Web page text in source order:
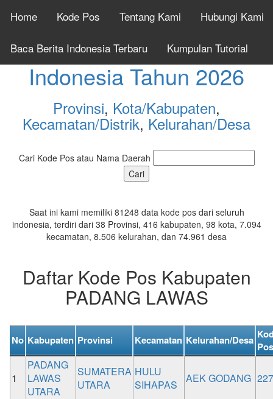
Home Kode Pos Tentang Kami Hubungi Kami
Baca Berita Indonesia Terbaru Kumpulan Tutorial
Cek Kode Pos Seluruh
Indonesia Tahun 2026
Provinsi, Kota/Kabupaten,
Kecamatan/Distrik, Kelurahan/Desa
Cari Kode Pos atau Nama Daerah
Saat ini kami memiliki 81248 data kode pos dari seluruh
indonesia, terdiri dari 38 Provinsi, 416 kabupaten, 98 kota, 7.094
kecamatan, 8.506 kelurahan, dan 74.961 desa
Daftar Kode Pos Kabupaten
PADANG LAWAS
No Kabupaten Provinsi Kecamatan Kelurahan/Desa Pos
1
PADANG
LAWAS
UTARA
SUMATERA
UTARA
HULU
SIHAPAS
AEK GODANG